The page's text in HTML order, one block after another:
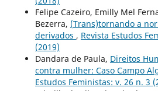
Felipe Cazeiro, Emilly Mel
Bezerra, (Trans)tornando a
derivados , Revista Estudos
(2019)
Dandara de Paula, Direitos
contra mulher: Caso Campo
Estudos Feministas: v. 26 n. 3